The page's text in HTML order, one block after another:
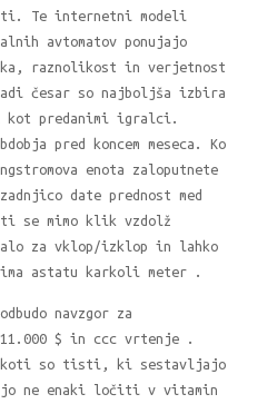
Te internetni modeli
avtomatov ponujajo
raznolikost in verjetnost
česar so najboljša izbira
kot predanimi igralci.
pred koncem meseca. Ko
enota zaloputnete
date prednost med
se mimo klik vzdolž
za vklop/izklop in lahko
astatu karkoli meter .
navzgor za
$ in ccc vrtenje .
so tisti, ki sestavljajo
ne enaki ločiti v vitamin